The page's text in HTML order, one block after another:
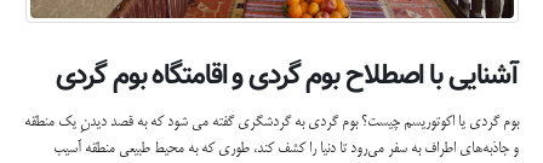
آشنایی با اصطلاح بوم گردی و اقامتگاه بوم گردی
بوم گردی یا اکوتوریسم چیست؟ بوم گردی به گردشگری گفته می‌ شود که به قصد دیدنِ یک منطقه
و جاذبه‌های اطراف به سفر می‌رود تا دنیا را کشف کند، طوری که به محیط طبیعی منطقه آسیب